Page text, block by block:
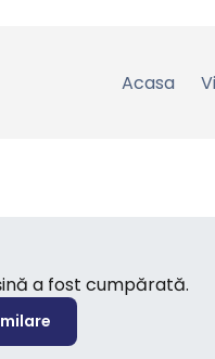
Acasa
a fost cumpărată.